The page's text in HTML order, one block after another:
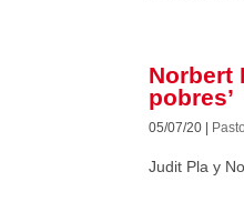
Norbert
pobres’
05/07/20
Judit Pla y